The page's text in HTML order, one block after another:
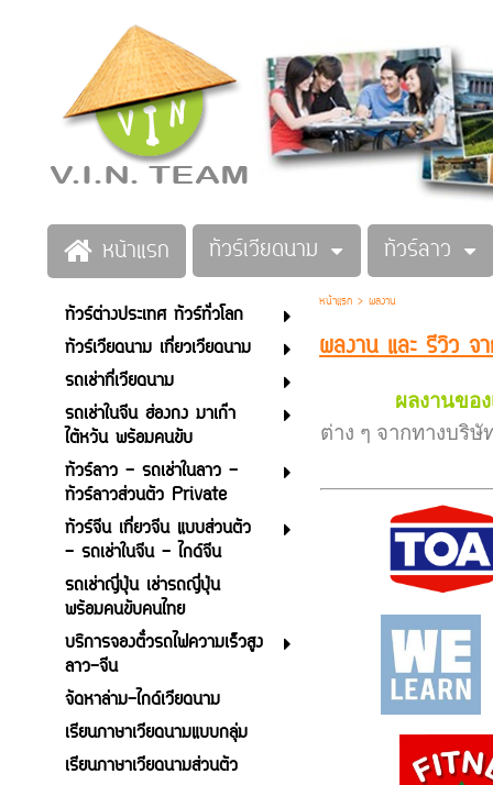
หน้าแรก ทัวร์เวียดนาม ทัวร์ลาว
ทัวร์ต่างประเทศ ทัวร์ทั่วโลก
ทัวร์เวียดนาม เที่ยวเวียดนาม
รถเช่าที่เวียดนาม
รถเช่าในจีน ฮ่องกง มาเก๊า
ไต้หวัน พร้อมคนขับ
ทัวร์ลาว - รถเช่าในลาว -
ทัวร์ลาวส่วนตัว Private
ทัวร์จีน เที่ยวจีน แบบส่วนตัว
- รถเช่าในจีน - ไกด์จีน
รถเช่าญี่ปุ่น เช่ารถญี่ปุ่น
พร้อมคนขับคนไทย
บริการจองตั๋วรถไฟความเร็วสูง
ลาว-จีน
จัดหาล่าม-ไกด์เวียดนาม
เรียนภาษาเวียดนามแบบกลุ่ม
เรียนภาษาเวียดนามส่วนตัว
หน้าแรก > ผลงาน
ผลงาน และ รีวิว จ
ผลงานของ
ต่าง ๆ จากทางบริ